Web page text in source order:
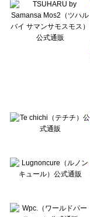
Lugnoncure（ルノンキュ
BETTY'S BLUE（べティー
Wpc.（ワールドパーティー